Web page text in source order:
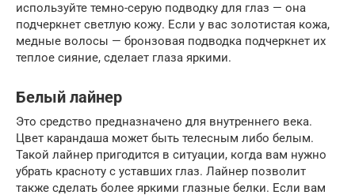
используйте темно-серую подводку для глаз — она
подчеркнет светлую кожу. Если у вас золотистая кожа,
медные волосы — бронзовая подводка подчеркнет их
теплое сияние, сделает глаза яркими.
Белый лайнер
Это средство предназначено для внутреннего века.
Цвет карандаша может быть телесным либо белым.
Такой лайнер пригодится в ситуации, когда вам нужно
убрать красноту с уставших глаз. Лайнер позволит
также сделать более яркими глазные белки. Если вам